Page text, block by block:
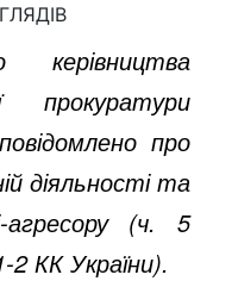
керівництва
прокуратури
про
діяльності та
агресору (ч. 5
КК України).